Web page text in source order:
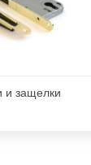
и защелки